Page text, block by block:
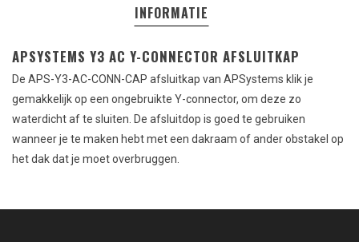
INFORMATIE
APSYSTEMS Y3 AC Y-CONNECTOR AFSLUITKAP
De APS-Y3-AC-CONN-CAP afsluitkap van APSystems klik je
gemakkelijk op een ongebruikte Y-connector, om deze zo
waterdicht af te sluiten. De afsluitdop is goed te gebruiken
wanneer je te maken hebt met een dakraam of ander obstakel op
het dak dat je moet overbruggen.